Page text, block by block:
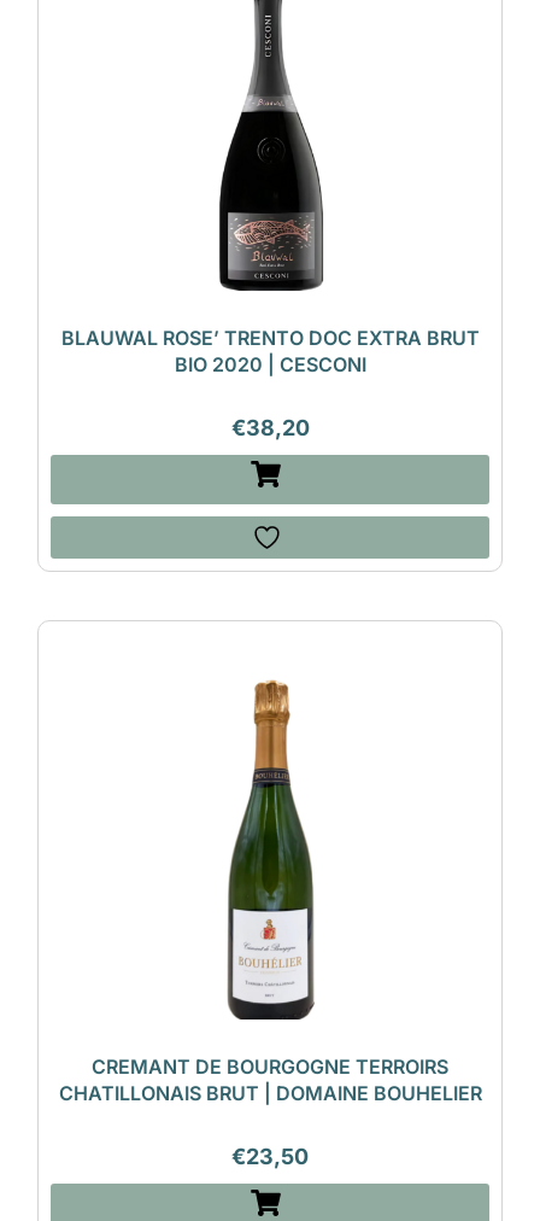
BLAUWAL ROSE’ TRENTO DOC EXTRA BRUT
BIO 2020 | CESCONI
€38,20
CREMANT DE BOURGOGNE TERROIRS
CHATILLONAIS BRUT | DOMAINE BOUHELIER
€23,50